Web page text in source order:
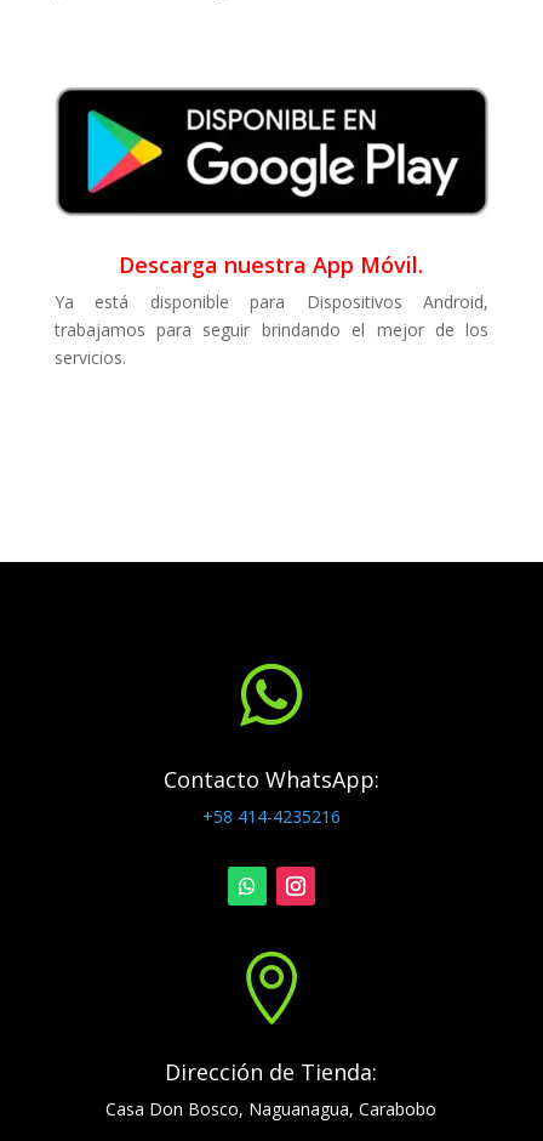
Descarga nuestra App Móvil.
Ya está disponible para Dispositivos Android,
trabajamos para seguir brindando el mejor de los
servicios.

Contacto WhatsApp:
+58 414-4235216

Dirección de Tienda:
Casa Don Bosco, Naguanagua, Carabobo